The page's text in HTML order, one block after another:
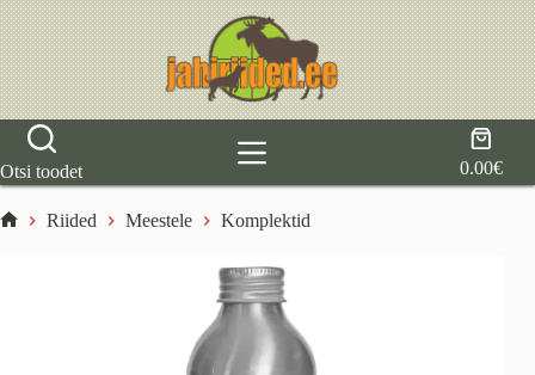
Skip
to
content
Otsi toodet
cart
0.00€
Riided Meestele Komplektid